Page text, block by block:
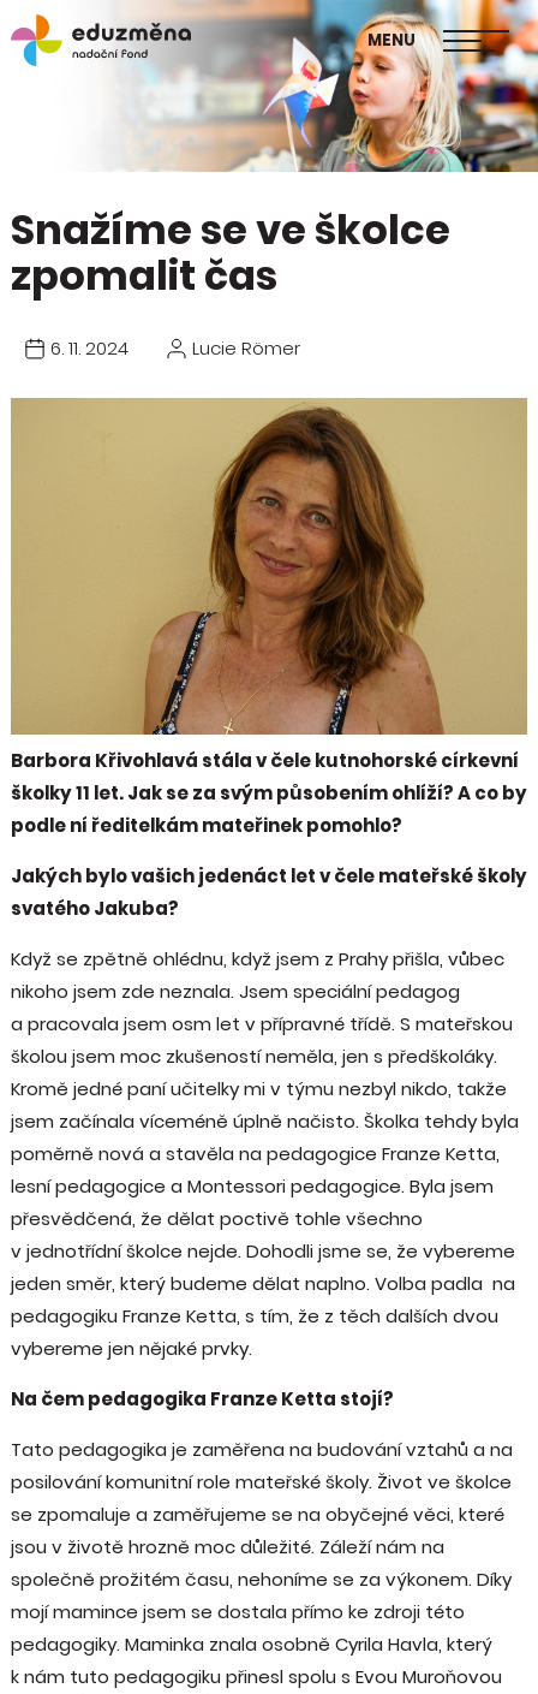
MENU
škol
Publikace Mapa změny
Snažíme se ve školce
zpomalit čas
6. 11. 2024 Lucie Römer
Barbora Křivohlavá stála v čele kutnohorské církevní
školky 11 let. Jak se za svým působením ohlíží? A co by
podle ní ředitelkám mateřinek pomohlo?
Jakých bylo vašich jedenáct let v čele mateřské školy
svatého Jakuba?
Když se zpětně ohlédnu, když jsem z Prahy přišla, vůbec
nikoho jsem zde neznala. Jsem speciální pedagog
a pracovala jsem osm let v přípravné třídě. S mateřskou
školou jsem moc zkušeností neměla, jen s předškoláky.
Kromě jedné paní učitelky mi v týmu nezbyl nikdo, takže
jsem začínala víceméně úplně načisto. Školka tehdy byla
poměrně nová a stavěla na pedagogice Franze Ketta,
lesní pedagogice a Montessori pedagogice. Byla jsem
přesvědčená, že dělat poctivě tohle všechno
v jednotřídní školce nejde. Dohodli jsme se, že vybereme
jeden směr, který budeme dělat naplno. Volba padla na
pedagogiku Franze Ketta, s tím, že z těch dalších dvou
vybereme jen nějaké prvky.
Na čem pedagogika Franze Ketta stojí?
Tato pedagogika je zaměřena na budování vztahů a na
posilování komunitní role mateřské školy. Život ve školce
se zpomaluje a zaměřujeme se na obyčejné věci, které
jsou v životě hrozně moc důležité. Záleží nám na
společně prožitém času, nehoníme se za výkonem. Díky
mojí mamince jsem se dostala přímo ke zdroji této
pedagogiky. Maminka znala osobně Cyrila Havla, který
k nám tuto pedagogiku přinesl spolu s Evou Muroňovou